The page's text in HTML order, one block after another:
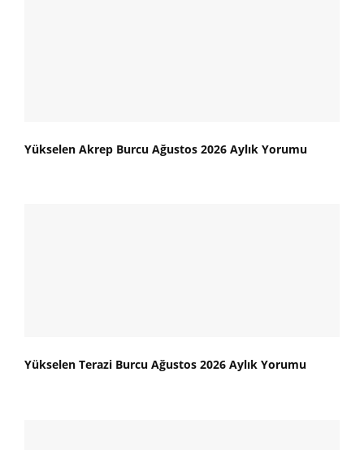
Yükselen Akrep Burcu Ağustos 2026 Aylık Yorumu
Yükselen Terazi Burcu Ağustos 2026 Aylık Yorumu